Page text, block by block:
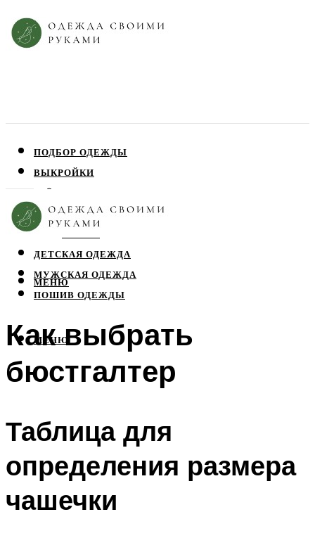
ПОДБОР ОДЕЖДЫ
ВЫКРОЙКИ
ЮБКИ
ДЕТСКАЯ ОДЕЖДА
МУЖСКАЯ ОДЕЖДА
ПОШИВ ОДЕЖДЫ
МЕНЮ
МЕНЮ
Как выбрать
бюстгалтер
Таблица для
определения размера
чашечки